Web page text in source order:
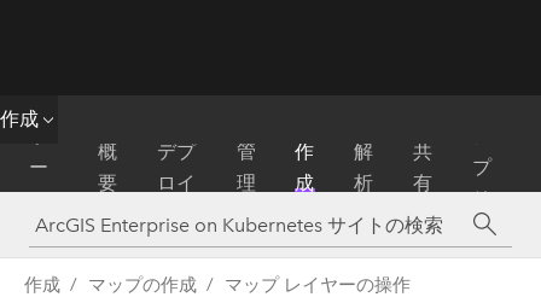
作成
ホ
ー
ム
概
要
デプ
ロイ
管
理
作
成
解
析
共
有
プ
リ
作成 マップの作成 マップ レイヤーの操作